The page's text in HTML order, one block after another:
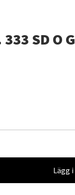
SD O
Lägg